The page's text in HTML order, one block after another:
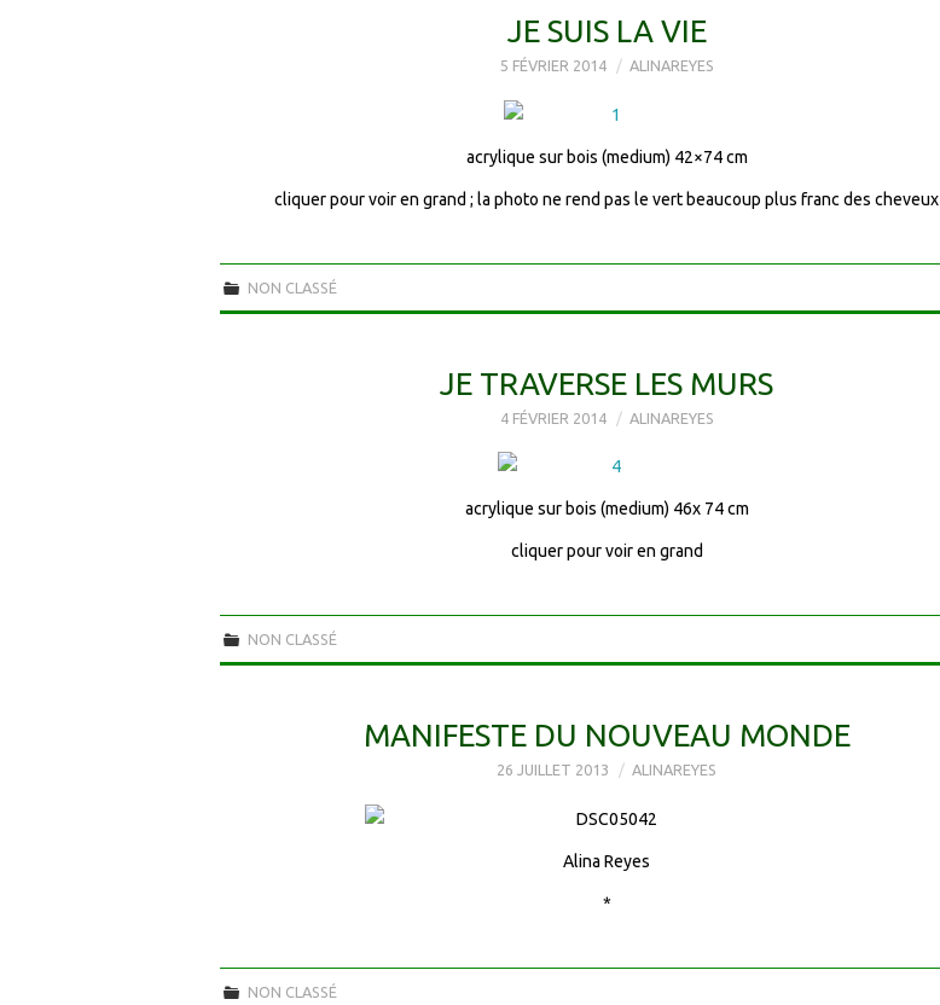
JE SUIS LA VIE
5 FÉVRIER 2014 ALINAREYES
acrylique sur bois (medium) 42×74 cm
cliquer pour voir en grand ; la photo ne rend pas le vert beaucoup plus franc des cheveux
NON CLASSÉ
JE TRAVERSE LES MURS
4 FÉVRIER 2014 ALINAREYES
acrylique sur bois (medium) 46x 74 cm
cliquer pour voir en grand
NON CLASSÉ
MANIFESTE DU NOUVEAU MONDE
26 JUILLET 2013 ALINAREYES
Alina Reyes
*
NON CLASSÉ